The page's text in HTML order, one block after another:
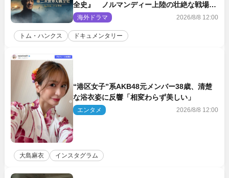
全史』 ノルマンディー上陸の壮絶な戦場を
収めた特別映像解禁
海外ドラマ 2026/8/8 12:00
トム・ハンクス ドキュメンタリー
“港区女子”系AKB48元メンバー38歳、清楚
な浴衣姿に反響「相変わらず美しい」
エンタメ 2026/8/8 12:00
大島麻衣 インスタグラム